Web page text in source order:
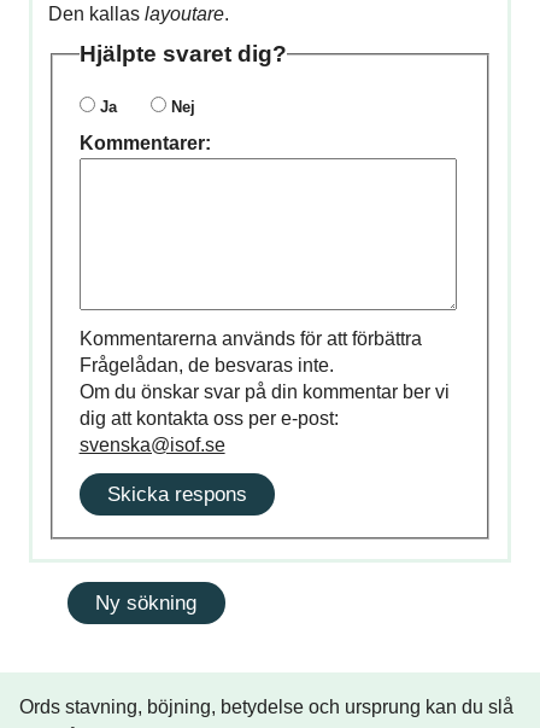
Den kallas layoutare.
Hjälpte svaret dig?
Ja Nej
Kommentarer:
Kommentarerna används för att förbättra
Frågelådan, de besvaras inte.
Om du önskar svar på din kommentar ber vi
dig att kontakta oss per e-post:
svenska@isof.se
Skicka respons
Ords stavning, böjning, betydelse och ursprung kan du slå